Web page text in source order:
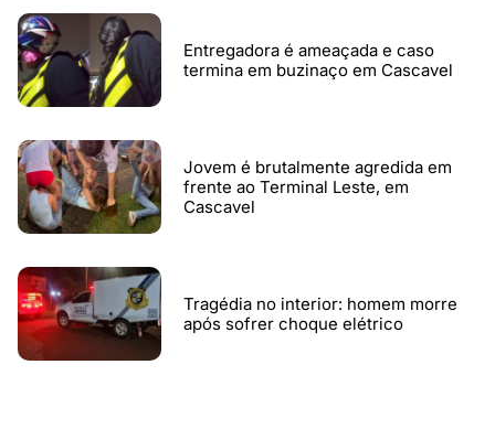
Entregadora é ameaçada e caso
termina em buzinaço em Cascavel
Jovem é brutalmente agredida em
frente ao Terminal Leste, em
Cascavel
Tragédia no interior: homem morre
após sofrer choque elétrico